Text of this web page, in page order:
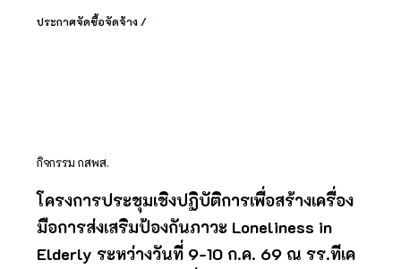
ประกาศจัดซื้อจัดจ้าง /
กิจกรรม กสพส.
โครงการประชุมเชิงปฏิบัติการเพื่อสร้างเครื่อง
มือการส่งเสริมป้องกันภาวะ Loneliness in
Elderly ระหว่างวันที่ 9-10 ก.ค. 69 ณ รร.ทีเค